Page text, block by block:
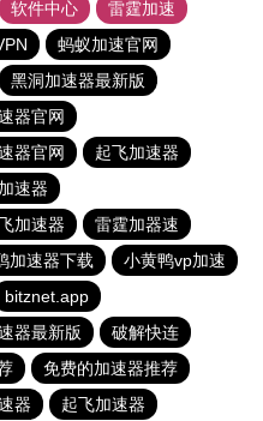
软件中心
雷霆加速
蚂蚁加速官网
黑洞加速器最新版
器官网
器官网
起飞加速器
速器
加速器
雷霆加器速
加速器下载
小黄鸭vp加速
bitznet.app
器最新版
破解快连
免费的加速器推荐
器 起飞加速器